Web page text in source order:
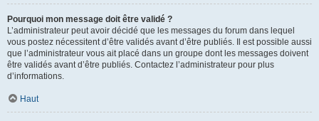
Pourquoi mon message doit être validé ?
L’administrateur peut avoir décidé que les messages du forum dans lequel
vous postez nécessitent d’être validés avant d’être publiés. Il est possible aussi
que l’administrateur vous ait placé dans un groupe dont les messages doivent
être validés avant d’être publiés. Contactez l’administrateur pour plus
d’informations.
Haut